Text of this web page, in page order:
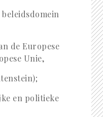
de Europese
Unie,
en politieke